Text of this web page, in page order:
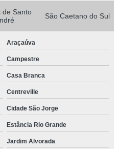
de Santo
São Caetano do Sul
Araçaúva
Campestre
Casa Branca
Centreville
Cidade São Jorge
Estância Rio Grande
Jardim Alvorada